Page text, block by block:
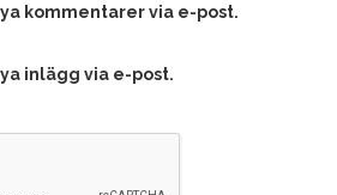
kommentarer via e-post.
inlägg via e-post.